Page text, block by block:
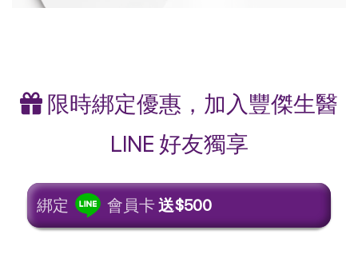
限時綁定優惠，加入豐傑生醫
LINE 好友獨享
綁定 會員卡送$500